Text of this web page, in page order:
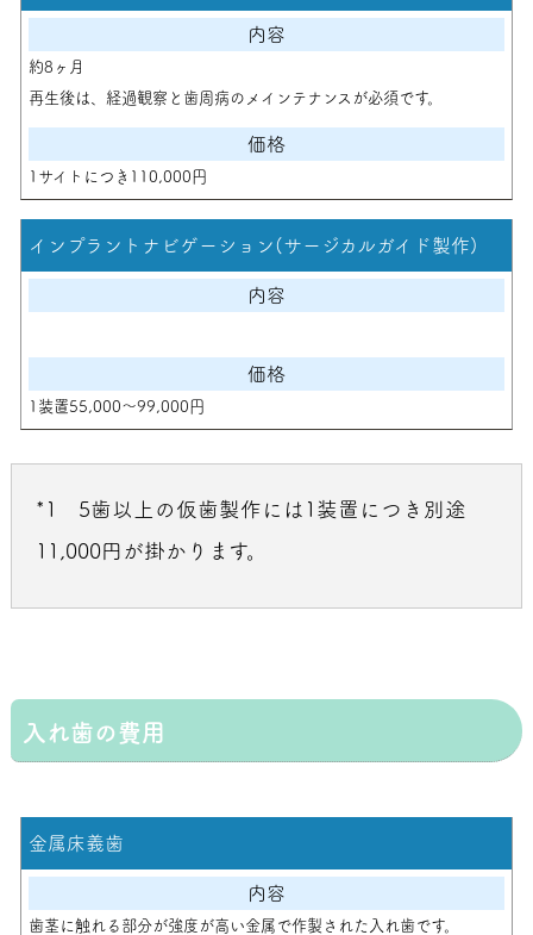
約8ヶ月
再生後は、経過観察と歯周病のメインテナンスが必須です。
1サイトにつき110,000円
インプラントナビゲーション(サージカルガイド製作)
1装置55,000～99,000円
*1 5歯以上の仮歯製作には1装置につき別途
11,000円が掛かります。
入れ歯の費用
金属床義歯
歯茎に触れる部分が強度が高い金属で作製された入れ歯です。